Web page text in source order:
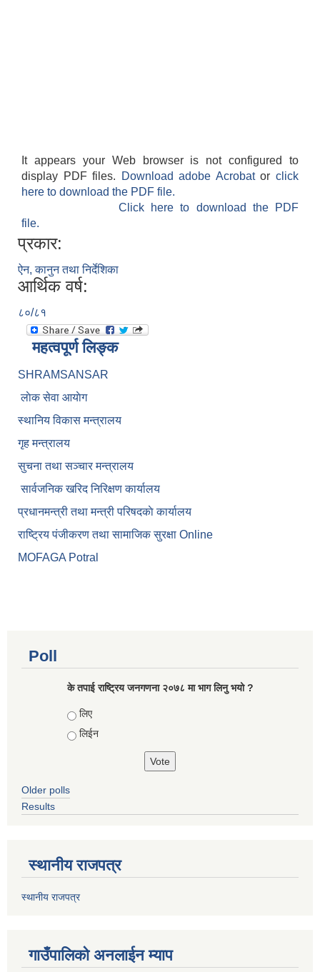
It appears your Web browser is not configured to
display PDF files.
Download adobe Acrobatorclick
here to download the PDF file.
Click here to download the PDF
file.
प्रकार:
ऐन, कानुन तथा निर्देशिका
आर्थिक वर्ष:
८०/८१
महत्वपूर्ण लिङ्क
SHRAMSANSAR
लाेक सेवा आयाेग
स्थानिय विकास मन्त्रालय
गृह मन्त्रालय
सुचना तथा सञ्चार मन्त्रालय
सार्वजनिक खरिद निरिक्षण कार्यालय
प्रधानमन्त्री तथा मन्त्री परिषदकाे कार्यालय
राष्ट्रिय पंजीकरण तथा सामाजिक सुरक्षा Online
MOFAGA Potral
Poll
के तपाई राष्ट्रिय जनगणना २०७८ मा भाग लिनु भयो ?
Choices
लिए
लिईन
Older polls
Results
स्थानीय राजपत्र
स्थानीय राजपत्र
गाउँपालिको अनलाईन म्याप